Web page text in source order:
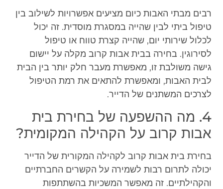
רבים מבתי האבות כיום מציעים אפשרויות לשילוב בין
טיפול ביתי לבין שהייה במסגרת מוסדית. זה יכול
לכלול שירותי יום, שהייה קצרת טווח או טיפול
לסירוגין. בחירה בבית אבות קרוב מקלה על יישום
גישה משולבת זו, מאפשרת מעבר חלק יותר בין הבית
לבית האבות, ומאפשרת להתאים את רמת הטיפול
לצרכים המשתנים של הדייר.
4. מה ההשפעה של בחירת בית
אבות קרוב על הקהילה המקומית?
בחירת בית אבות קרוב לקהילה המקורית של הדייר
יכולה לתרום רבות לשמירה על הקשרים החברתיים
והקהילתיים. זה מאפשר המשכיות בהשתתפות